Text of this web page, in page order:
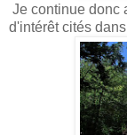
Je continue donc
d'intérêt cités